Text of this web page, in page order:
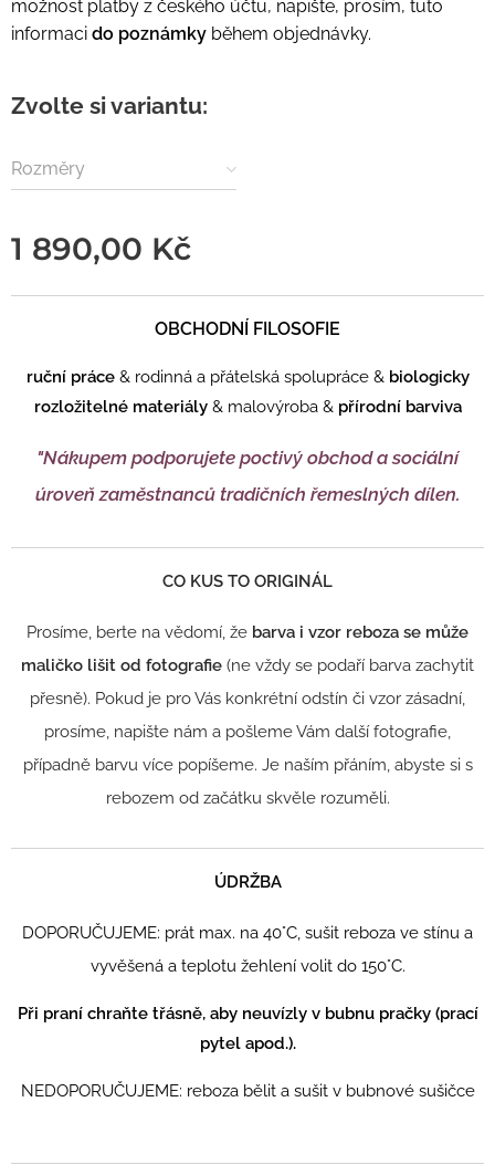
možnost platby z českého účtu, napište, prosím, tuto
informaci do poznámky během objednávky.
Zvolte si variantu:
Rozměry
1 890,00 Kč
OBCHODNÍ FILOSOFIE
ruční práce& rodinná a přátelská spolupráce & biologicky
rozložitelné materiály& malovýroba & přírodní barviva
"Nákupem podporujete poctivý obchod a sociální
úroveň zaměstnanců tradičních řemeslných dílen.
CO KUS TO ORIGINÁL
Prosíme, berte na vědomí, že barva i vzor reboza se může
maličko lišit od fotografie (ne vždy se podaří barva zachytit
přesně). Pokud je pro Vás konkrétní odstín či vzor zásadní,
prosíme, napište nám a pošleme Vám další fotografie,
případně barvu více popíšeme. Je naším přáním, abyste si s
rebozem od začátku skvěle rozuměli.
ÚDRŽBA
DOPORUČUJEME: prát max. na 40°C, sušit reboza ve stínu a
vyvěšená a teplotu žehlení volit do 150°C.
Při praní chraňte třásně, aby neuvízly v bubnu pračky (prací
pytel apod.).
NEDOPORUČUJEME: reboza bělit a sušit v bubnové sušičce